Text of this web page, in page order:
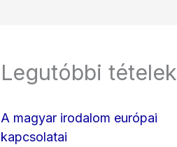
Legutóbbi tételek
A magyar irodalom európai
kapcsolatai